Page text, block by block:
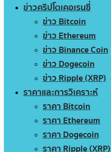
ข่าวคริปโตเคอเรนซี่
ข่าว Bitcoin
ข่าว Ethereum
ข่าว Binance Coin
ข่าว Dogecoin
ข่าว Ripple (XRP)
ราคาและการวิเคราะห์
ราคา Bitcoin
ราคา Ethereum
ราคา Dogecoin
ราคา Ripple (XRP)